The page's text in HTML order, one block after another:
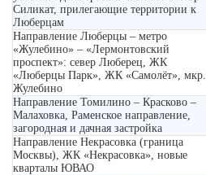
Силикат, прилегающие территории к
Люберцам
Направление Люберцы – метро
«Жулебино» – «Лермонтовский
проспект»: север Люберец, ЖК
«Люберцы Парк», ЖК «Самолёт», мкр.
Жулебино
Направление Томилино – Красково –
Малаховка, Раменское направление,
загородная и дачная застройка
Направление Некрасовка (граница
Москвы), ЖК «Некрасовка», новые
кварталы ЮВАО